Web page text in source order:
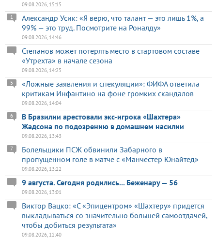
09.08.2026, 15:15
Александр Усик: «Я верю, что талант — это лишь 1%, а
99% — это труд. Посмотрите на Роналду»
1
09.08.2026, 14:46
Степанов может потерять место в стартовом составе
«Утрехта» в начале сезона
09.08.2026, 14:25
«Ложные заявления и спекуляции»: ФИФА ответила
критикам Инфантино на фоне громких скандалов
5
09.08.2026, 14:04
В Бразилии арестовали экс-игрока «Шахтера»
Жадсона по подозрению в домашнем насилии
6
09.08.2026, 13:43
Болельщики ПСЖ обвинили Забарного в
пропущенном голе в матче с «Манчестер Юнайтед»
7
09.08.2026, 13:22
9 августа. Сегодня родились... Беженару — 56
09.08.2026, 13:01
Виктор Вацко: «С «Эпицентром» «Шахтеру» придется
выкладываться со значительно большей самоотдачей,
чтобы добиться результата»
09.08.2026, 12:40